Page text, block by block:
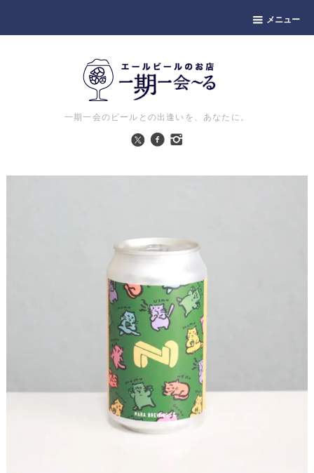
メニュー
一期一会のビールとの出逢いを、あなたに。